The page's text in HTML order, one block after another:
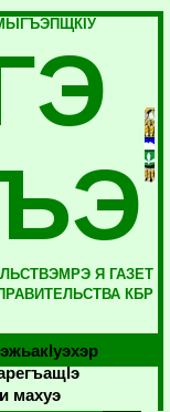
Я ГАЗЕТ
КБР
махуэ